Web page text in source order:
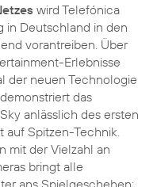
wird Telefónica
in Deutschland in den
vorantreiben. Über
Erlebnisse
der neuen Technologie
das
anlässlich des ersten
auf Spitzen-Technik.
mit der Vielzahl an
bringt alle
ans Spielgeschehen: